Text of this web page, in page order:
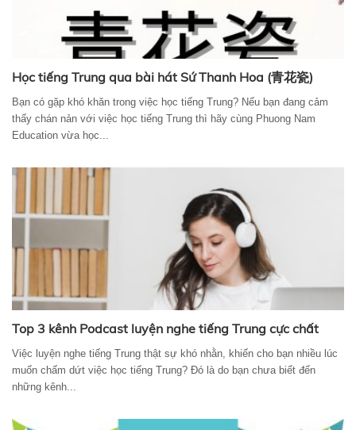
Học tiếng Trung qua bài hát Sứ Thanh Hoa (青花瓷)
Bạn có gặp khó khăn trong việc học tiếng Trung? Nếu bạn đang cảm
thấy chán nản với việc học tiếng Trung thì hãy cùng Phuong Nam
Education vừa học...
Top 3 kênh Podcast luyện nghe tiếng Trung cực chất
Việc luyện nghe tiếng Trung thật sự khó nhằn, khiến cho bạn nhiều lúc
muốn chấm dứt việc học tiếng Trung? Đó là do bạn chưa biết đến
những kênh...